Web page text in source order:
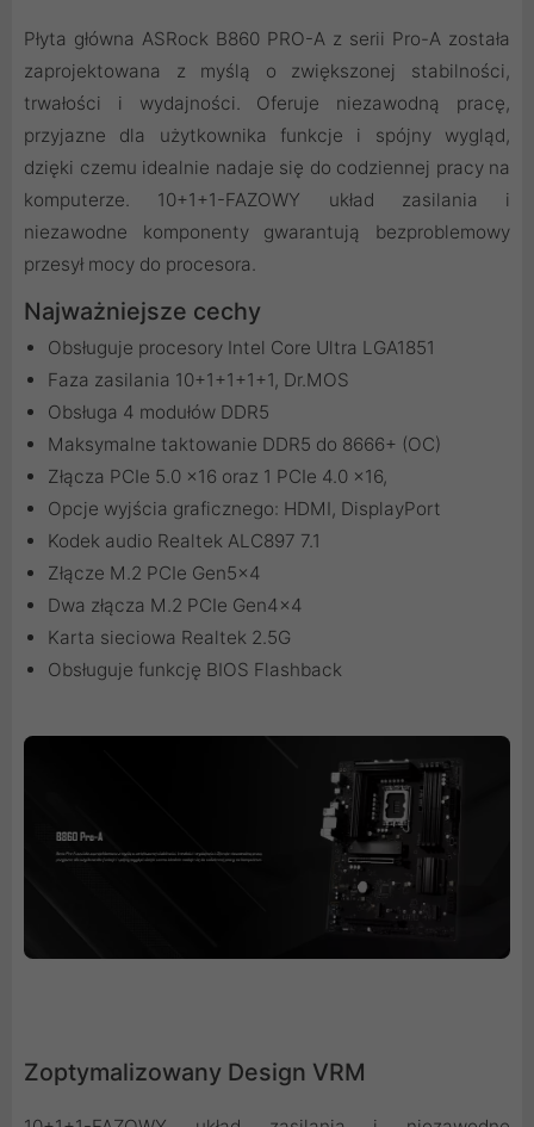
Płyta główna ASRock B860 PRO-A z serii Pro-A została
zaprojektowana z myślą o zwiększonej stabilności,
trwałości i wydajności. Oferuje niezawodną pracę,
przyjazne dla użytkownika funkcje i spójny wygląd,
dzięki czemu idealnie nadaje się do codziennej pracy na
komputerze. 10+1+1-FAZOWY układ zasilania i
niezawodne komponenty gwarantują bezproblemowy
przesył mocy do procesora.
Najważniejsze cechy
Obsługuje procesory Intel Core Ultra LGA1851
Faza zasilania 10+1+1+1+1, Dr.MOS
Obsługa 4 modułów DDR5
Maksymalne taktowanie DDR5 do 8666+ (OC)
Złącza PCIe 5.0 x16 oraz 1 PCIe 4.0 x16,
Opcje wyjścia graficznego: HDMI, DisplayPort
Kodek audio Realtek ALC897 7.1
Złącze M.2 PCIe Gen5x4
Dwa złącza M.2 PCIe Gen4x4
Karta sieciowa Realtek 2.5G
Obsługuje funkcję BIOS Flashback
Zoptymalizowany Design VRM